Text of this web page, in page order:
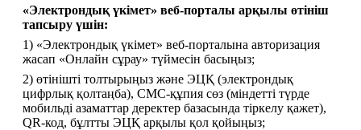
«Электрондық үкімет» веб-порталы арқылы өтініш
тапсыру үшін:
1) «Электрондық үкімет» веб-порталына авторизация
жасап «Онлайн сұрау» түймесін басыңыз;
2) өтінішті толтырыңыз және ЭЦҚ (электрондық
цифрлық қолтаңба), СМС-құпия сөз (міндетті түрде
мобильді азаматтар деректер базасында тіркелу қажет),
QR-код, бұлтты ЭЦҚ арқылы қол қойыңыз;